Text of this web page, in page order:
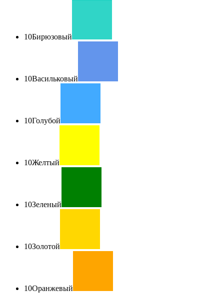
10Бирюзовый
10Васильковый
10Голубой
10Желтый
10Зеленый
10Золотой
10Оранжевый